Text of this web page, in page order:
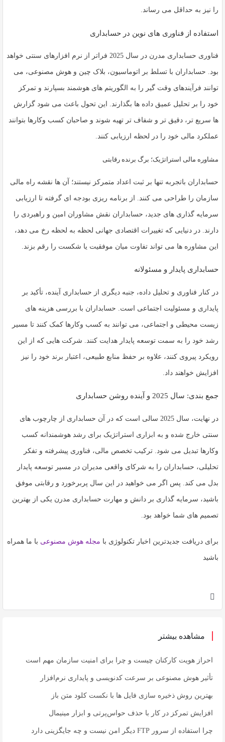
را نیز به حداقل می رساند.
استفاده از فناوری های نوین در حسابداری
فناوری حسابداری مدرن در سال 2025 فراتر از نرم افزارهای سنتی خواهد
بود. حسابداران با تسلط بر اتوماسیون، بلاک چین و هوش مصنوعی، می
توانند فرآیندهای وقت گیر را به الگوریتم های هوشمند بسپارند و تمرکز
خود را بر تحلیل عمیق داده ها بگذارند. این تحول باعث می شود گزارش
ها سریع تر، دقیق تر و شفاف تر تهیه شوند و صاحبان کسب وکارها بتوانند
عملکرد مالی خود را در لحظه ارزیابی کنند.
مشاوره مالی استراتژیک؛ برگ برنده رقابتی
حسابداران باتجربه تنها بر ثبت اعداد متمرکز نیستند؛ آن ها نقشه راه مالی
سازمان را طراحی می کنند. از برنامه ریزی بودجه ای گرفته تا ارزیابی
سرمایه گذاری های جدید، حسابداران نقش مشاوران امین و راهبردی را
دارند. در دنیایی که تغییرات اقتصادی جهانی لحظه به لحظه رخ می دهد،
این مشاوره ها می تواند تفاوت میان موفقیت یا شکست را رقم بزند.
حسابداری پایدار و مسئولانه
در کنار فناوری و تحلیل داده، جنبه دیگری از حسابداری آینده، تأکید بر
پایداری و مسئولیت اجتماعی است. حسابداران با بررسی هزینه های
زیست محیطی و اجتماعی، می توانند به کسب وکارها کمک کنند تا مسیر
رشد خود را به سمت توسعه پایدار هدایت کنند. شرکت هایی که از این
رویکرد پیروی کنند، علاوه بر حفظ منابع طبیعی، اعتبار برند خود را نیز
افزایش خواهند داد.
جمع بندی: سال 2025 و آینده روشن حسابداری
در نهایت، سال 2025 سالی است که در آن حسابداری از چارچوب های
سنتی خارج شده و به ابزاری استراتژیک برای رشد هوشمندانه کسب
وکارها تبدیل می شود. ترکیب تخصص مالی، فناوری پیشرفته و تفکر
تحلیلی، حسابداران را به شرکای واقعی مدیران در مسیر توسعه پایدار
بدل می کند. پس اگر می خواهید در این سال پربرخورد و رقابتی موفق
باشید، سرمایه گذاری بر دانش و مهارت حسابداری مدرن یکی از بهترین
تصمیم های شما خواهد بود.
برای دریافت جدیدترین اخبار تکنولوژی با مجله هوش مصنوعی با ما همراه
باشید
مشاهده بیشتر
احراز هویت کارکنان چیست و چرا برای امنیت سازمان مهم است
تأثیر هوش مصنوعی بر سرعت کدنویسی و پایداری نرم‌افزار
بهترین روش ذخیره سازی فایل ها با نکست کلود متن باز
افزایش تمرکز در کار با حذف حواس‌پرتی و ابزار مینیمال
چرا استفاده از سرور FTP دیگر امن نیست و چه جایگزینی دارد